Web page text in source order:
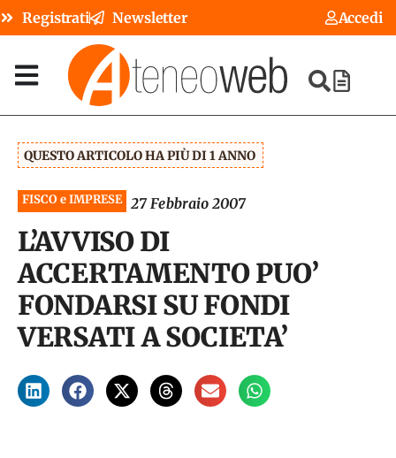
Registrati Newsletter Accedi
QUESTO ARTICOLO HA PIÙ DI 1 ANNO
FISCO e IMPRESE 27 Febbraio 2007
L’AVVISO DI
ACCERTAMENTO PUO’
FONDARSI SU FONDI
VERSATI A SOCIETA’